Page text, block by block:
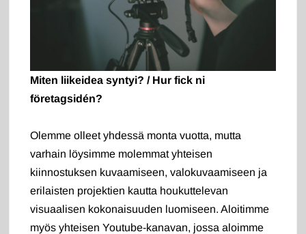
Miten liikeidea syntyi? / Hur fick ni
företagsidén?
Olemme olleet yhdessä monta vuotta, mutta
varhain löysimme molemmat yhteisen
kiinnostuksen kuvaamiseen, valokuvaamiseen ja
erilaisten projektien kautta houkuttelevan
visuaalisen kokonaisuuden luomiseen. Aloitimme
myös yhteisen Youtube-kanavan, jossa aloimme